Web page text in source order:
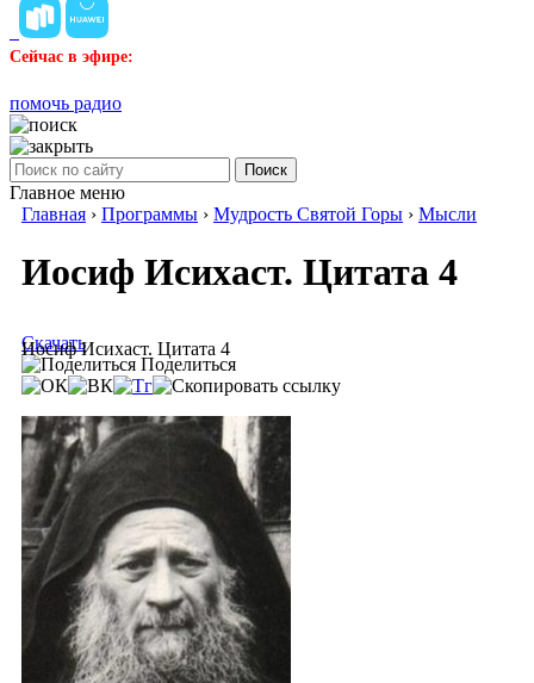
Сейчас в эфире:
помочь радио
Поиск
Главное меню
Главная › Программы › Мудрость Святой Горы › Мысли
Иосиф Исихаст. Цитата 4
Иосиф Исихаст. Цитата 4
Скачать
Поделиться